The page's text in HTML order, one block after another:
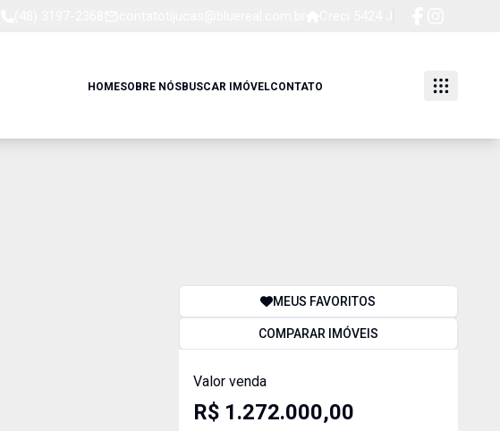
HOMESOBRE NÓSBUSCAR IMÓVELCONTATO
MEUS FAVORITOS
COMPARAR IMÓVEIS
Valor venda
R$ 1.272.000,00